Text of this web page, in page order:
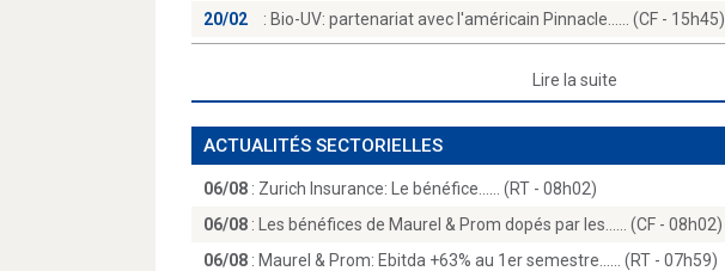
20/02
: Bio-UV: partenariat avec l'américain Pinnacle...… (CF - 15h45)
Lire la suite
ACTUALITÉS SECTORIELLES
06/08 : Zurich Insurance: Le bénéfice...… (RT - 08h02)
06/08 :
Les bénéfices de Maurel & Prom dopés par les...… (CF - 08h02)
06/08 : Maurel & Prom: Ebitda +63% au 1er semestre...… (RT - 07h59)